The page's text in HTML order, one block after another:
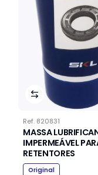
Ref. 820831
MASSA
IMPERMEÁVEL
RETENTORES
Original